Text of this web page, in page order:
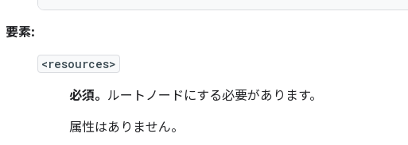
要素:
<resources>
必須。 ルートノードにする必要があります。
属性はありません。